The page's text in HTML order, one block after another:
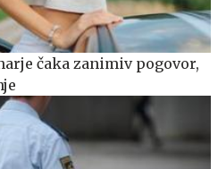
čaka zanimiv pogovor,